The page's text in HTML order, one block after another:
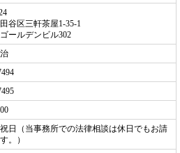
谷区三軒茶屋1-35-1
ールデンビル302
日（当事務所での法律相談は休日でもお請
。）